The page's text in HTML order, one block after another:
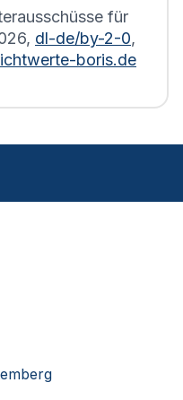
für
, dl-de/by-2-0,
boris.de